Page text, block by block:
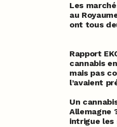
Les
au
ont tous
Rapport
cannabis
mais pas
l’avaient
Un
Allemagne
intrigue